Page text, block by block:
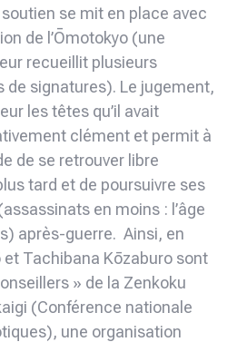
se mit en place avec
de l’Ōmotokyo (une
recueillit plusieurs
de signatures). Le jugement,
les têtes qu’il avait
clément et permit à
de se retrouver libre
tard et de poursuivre ses
en moins : l’âge
après-guerre. Ainsi, en
et Tachibana Kōzaburo sont
» de la Zenkoku
(Conférence nationale
une organisation